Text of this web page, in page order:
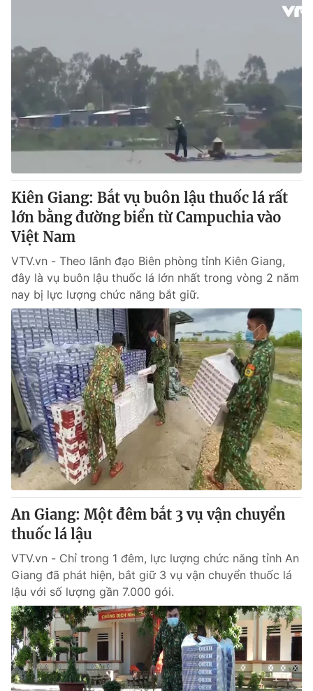
Kiên Giang: Bắt vụ buôn lậu thuốc lá rất
lớn bằng đường biển từ Campuchia vào
Việt Nam
VTV.vn - Theo lãnh đạo Biên phòng tỉnh Kiên Giang,
đây là vụ buôn lậu thuốc lá lớn nhất trong vòng 2 năm
nay bị lực lượng chức năng bắt giữ.
An Giang: Một đêm bắt 3 vụ vận chuyển
thuốc lá lậu
VTV.vn - Chỉ trong 1 đêm, lực lượng chức năng tỉnh An
Giang đã phát hiện, bắt giữ 3 vụ vận chuyển thuốc lá
lậu với số lượng gần 7.000 gói.